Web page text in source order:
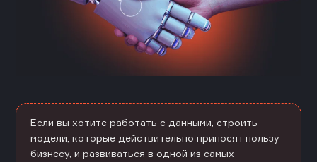
Если вы хотите работать с данными, строить
модели, которые действительно приносят пользу
бизнесу, и развиваться в одной из самых